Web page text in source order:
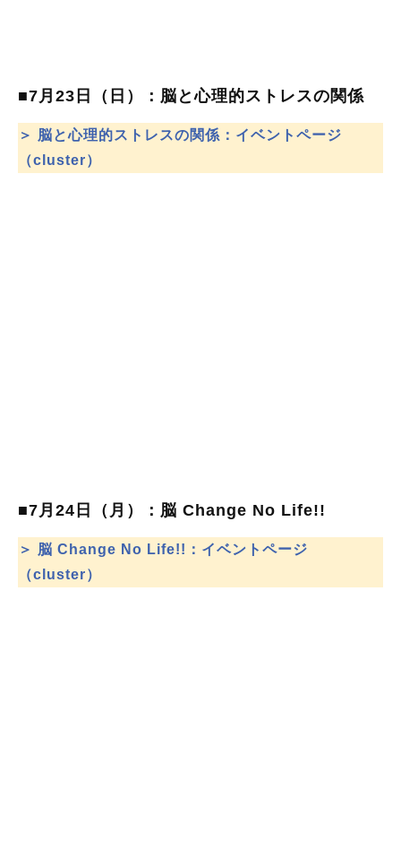
■7月23日（日）：脳と心理的ストレスの関係
＞ 脳と心理的ストレスの関係：イベントページ
（cluster）
■7月24日（月）：脳 Change No Life!!
＞ 脳 Change No Life!!：イベントページ
（cluster）